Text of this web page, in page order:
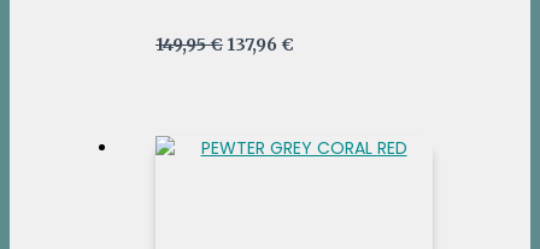
149,95€ Pôvodná
137,96 €